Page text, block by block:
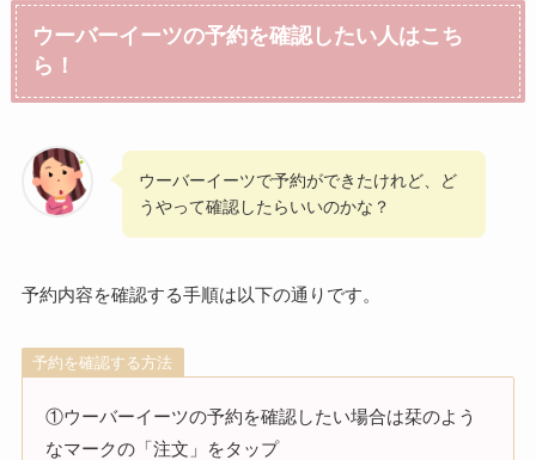
ウーバーイーツの予約を確認したい人はこち
ら！
ウーバーイーツで予約ができたけれど、ど
うやって確認したらいいのかな？
予約内容を確認する手順は以下の通りです。
予約を確認する方法
①ウーバーイーツの予約を確認したい場合は栞のよう
なマークの「注文」をタップ